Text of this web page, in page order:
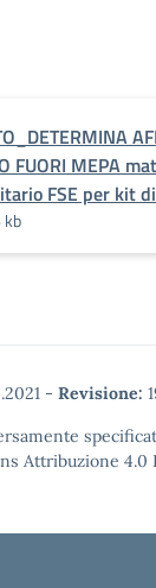
FUORI MEPA
FSE per kit
kb
- Revisione:
Attribuzione 4.0